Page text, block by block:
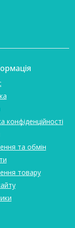
конфіденційності
та обмін
товару